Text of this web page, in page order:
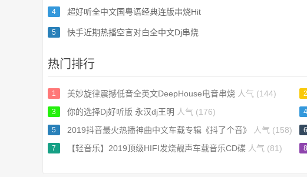
4 超好听全中文国粤语经典连版串烧Hit
5 快手近期热播空言对白全中文Dj串烧
热门排行
1 美妙旋律震撼低音全英文DeepHouse电音串烧 人气 (144) 2
3 你的选择Dj好听版 永汉dj王明 人气 (176) 4
5 2019抖音最火热播神曲中文车载专辑《抖了个音》 人气 (158) 6
7 【轻音乐】2019顶级HIFI发烧靓声车载音乐CD碟 人气 (81) 8